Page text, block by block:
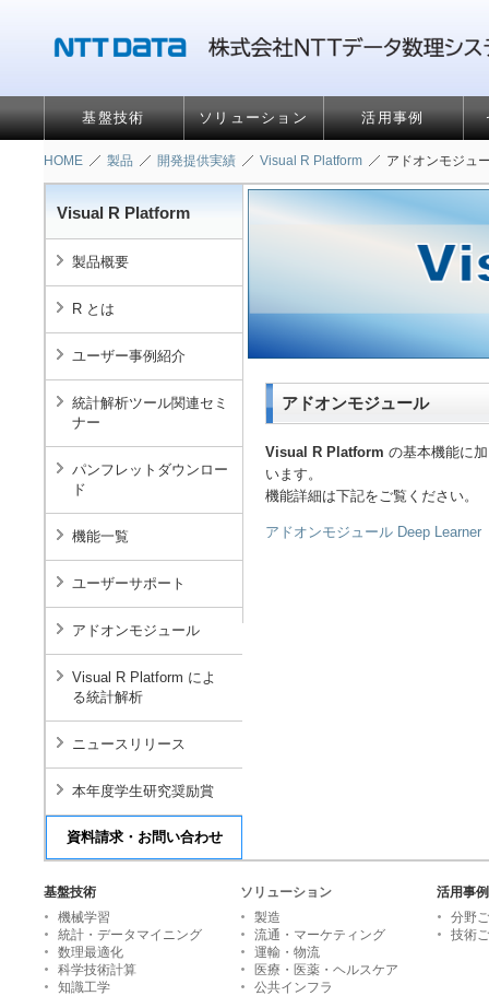
基盤技術 ソリューション 活用事例
HOME 製品 開発提供実績 Visual R Platform アドオンモジュ
アドオンモジュール
Visual R Platform の基本機能に
います。
機能詳細は下記をご覧ください。
アドオンモジュール Deep Learner
Visual R Platform
製品概要
R とは
ユーザー事例紹介
統計解析ツール関連セミ
ナー
パンフレットダウンロー
ド
機能一覧
ユーザーサポート
アドオンモジュール
Visual R Platform によ
る統計解析
ニュースリリース
本年度学生研究奨励賞
基盤技術
機械学習
統計・データマイニング
数理最適化
科学技術計算
知識工学
ソリューション
製造
流通・マーケティング
運輸・物流
医療・医薬・ヘルスケア
公共インフラ
活用事例
分野
技術